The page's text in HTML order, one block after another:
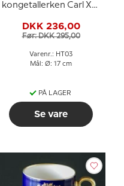
kongetallerken Carl XVI
DKK 236,00
Før: DKK 295,00
Varenr.: HT03
Mål: Ø: 17 cm
PÅ LAGER
Se vare